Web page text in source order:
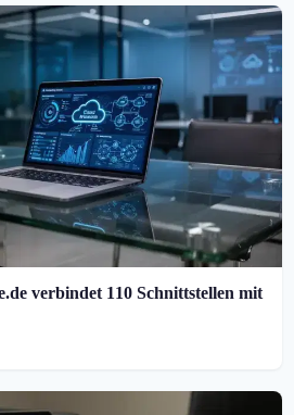
verbindet 110 Schnittstellen mit